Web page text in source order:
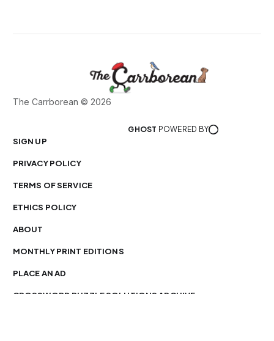
The Carrborean © 2026
POWERED BY
GHOST
SIGN UP
PRIVACY POLICY
TERMS OF SERVICE
ETHICS POLICY
ABOUT
MONTHLY PRINT EDITIONS
PLACE AN AD
CROSSWORD PUZZLE SOLUTIONS ARCHIVE